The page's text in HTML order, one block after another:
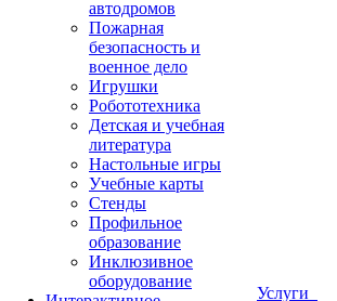
автодромов
Пожарная
безопасность и
военное дело
Игрушки
Робототехника
Детская и учебная
литература
Настольные игры
Учебные карты
Стенды
Профильное
образование
Инклюзивное
оборудование
Услуги